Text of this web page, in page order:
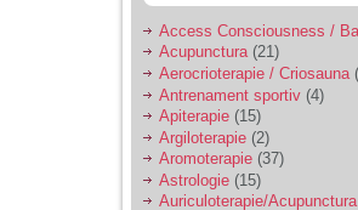
Ma aflu aici pentru ca
vreau sa stiu daca am
nevoie de un psiholog
sau psihiatru.
Sunt casatorita, am
31 de ani si un copil in
Access Consciousness /
Acupunctura(21)
Aerocrioterapie / Criosauna
Antrenament sportiv (4)
Apiterapie (15)
Argiloterapie (2)
Aromoterapie (37)
Astrologie (15)
Auriculoterapie/Acupunctura